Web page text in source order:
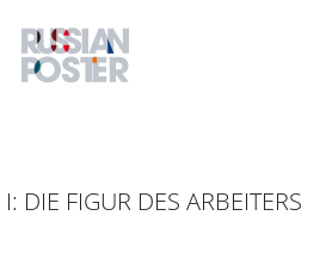
DIE FIGUR DES ARBEITERS